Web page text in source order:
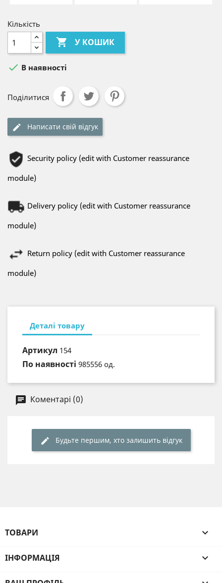
Кількість
 У КОШИК
 В наявності
Поділитися
Написати свій відгук
Security policy (edit with Customer reassurance
module)
Delivery policy (edit with Customer reassurance
module)
Return policy (edit with Customer reassurance
module)
Деталі товару
Артикул 154
По наявності 985556 од.
Коментарі (0)
Будьте першим, хто залишить відгук
ТОВАРИ 
ІНФОРМАЦІЯ 